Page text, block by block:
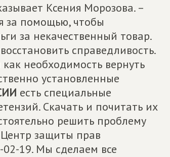
Ксения Морозова. –
за помощью, чтобы
за некачественный товар.
справедливость.
необходимость вернуть
установленные
есть специальные
Скачать и почитать их
решить проблему
защиты прав
19. Мы сделаем все